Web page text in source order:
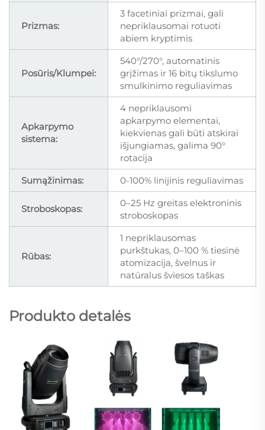
Prizmas:
3 facetiniai prizmai, gali
nepriklausomai rotuoti
abiem kryptimis
Posūris/Klumpei:
540°/270°, automatinis
grįžimas ir 16 bitų tikslumo
smulkinimo reguliavimas
Apkarpymo
sistema:
4 nepriklausomi
apkarpymo elementai,
kiekvienas gali būti atskirai
išjungiamas, galima 90°
rotacija
Sumąžinimas:
0-100% linijinis reguliavimas
Stroboskopas:
0–25 Hz greitas elektroninis
stroboskopas
Rūbas:
1 nepriklausomas
purkštukas, 0–100 % tiesinė
atomizacija, švelnus ir
natūralus šviesos taškas
Produkto detalės